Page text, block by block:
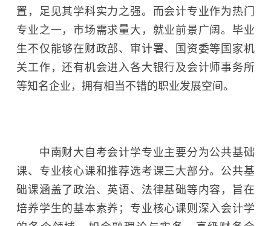
置，足见其学科实力之强。而会计专业作为热门
专业之一，市场需求量大，就业前景广阔。毕业
生不仅能够在财政部、审计署、国资委等国家机
关工作，还有机会进入各大银行及会计师事务所
等知名企业，拥有相当不错的职业发展空间。
中南财大自考会计学专业主要分为公共基础
课、专业核心课和推荐选考课三大部分。公共基
础课涵盖了政治、英语、法律基础等内容，旨在
培养学生的基本素养；专业核心课则深入会计学